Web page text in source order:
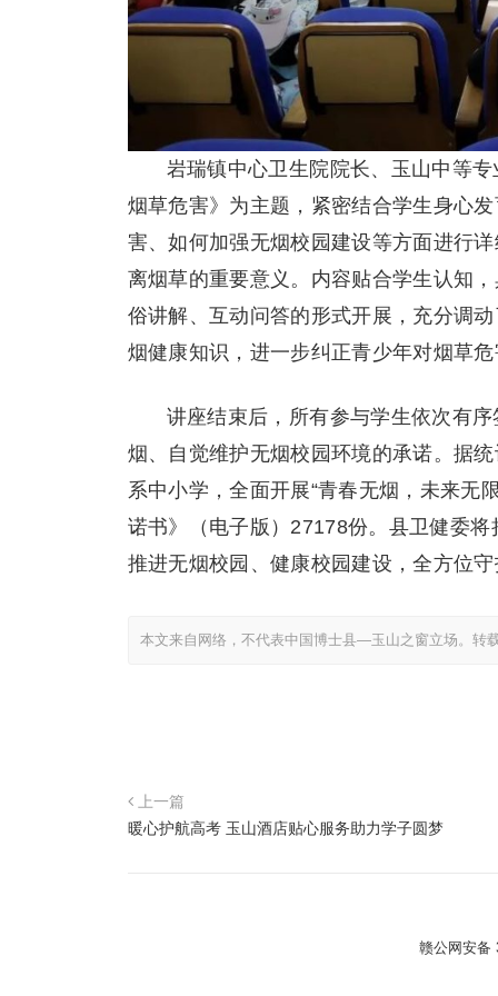
岩瑞镇中心卫生院院长、玉山中等
烟草危害》为主题，紧密结合学生身心
害、如何加强无烟校园建设等方面进行
离烟草的重要意义。内容贴合学生认知
俗讲解、互动问答的形式开展，充分调
烟健康知识，进一步纠正青少年对烟草
讲座结束后，所有参与学生依次有
烟、自觉维护无烟校园环境的承诺。据
系中小学，全面开展“青春无烟，未来无
诺书》（电子版）27178份。县卫健委
推进无烟校园、健康校园建设，全方位
本文来自网络，不代表中国博士县—玉山之窗立场。转
上一篇
暖心护航高考 玉山酒店贴心服务助力学子圆梦
赣公网安备